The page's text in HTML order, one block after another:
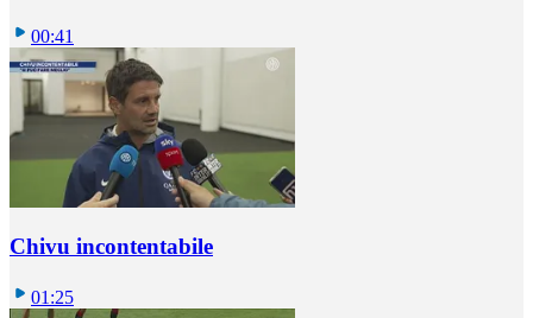
00:41
Chivu incontentabile
01:25